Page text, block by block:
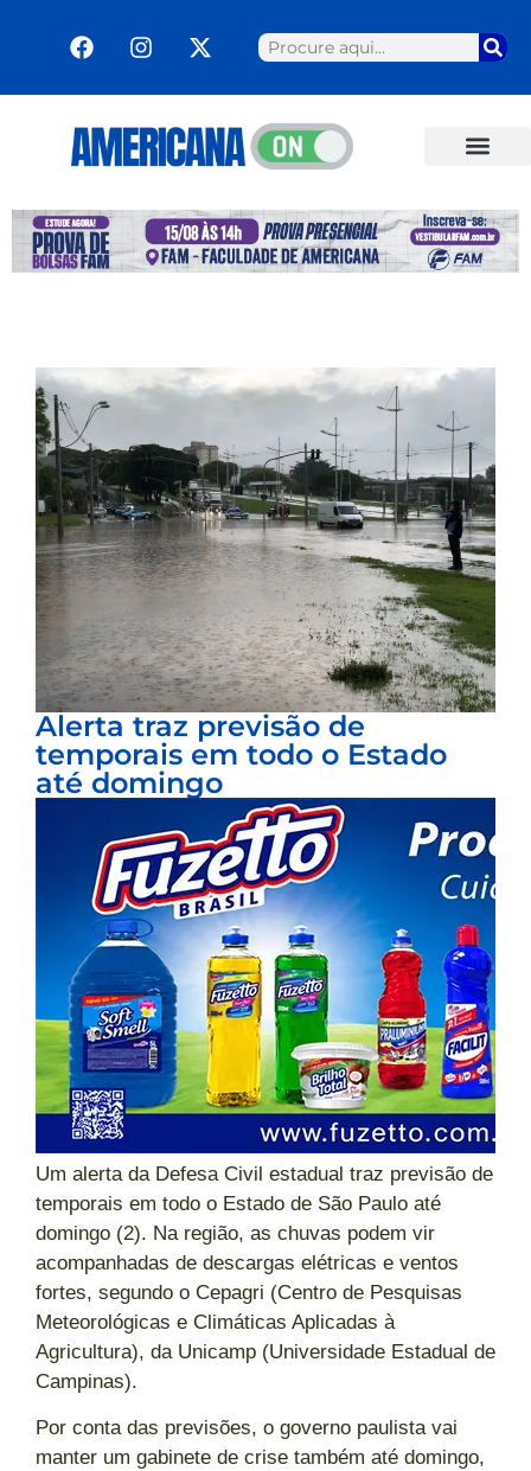
Alerta traz previsão de
temporais em todo o Estado
até domingo
Um alerta da Defesa Civil estadual traz previsão de
temporais em todo o Estado de São Paulo até
domingo (2). Na região, as chuvas podem vir
acompanhadas de descargas elétricas e ventos
fortes, segundo o Cepagri (Centro de Pesquisas
Meteorológicas e Climáticas Aplicadas à
Agricultura), da Unicamp (Universidade Estadual de
Campinas).
Por conta das previsões, o governo paulista vai
manter um gabinete de crise também até domingo,